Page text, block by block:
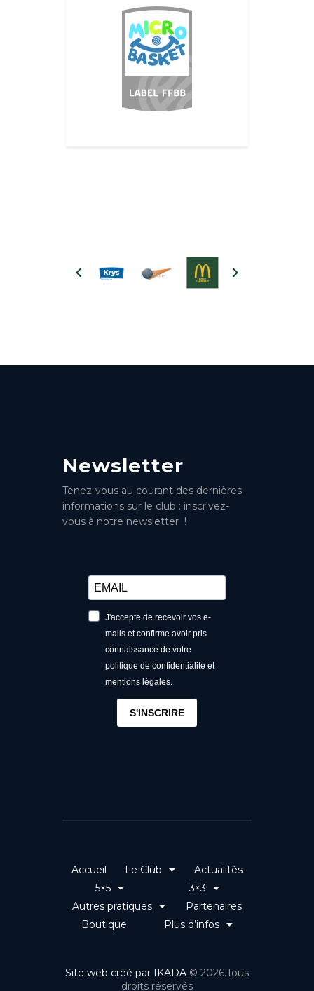
Newsletter
Tenez-vous au courant des dernières
informations sur le club : inscrivez-
vous à notre newsletter !
J'accepte de recevoir vos e-
mails et confirme avoir pris
connaissance de votre
politique de confidentialité et
mentions légales.
S'INSCRIRE
Accueil Le Club
Actualités
5×5
3×3
Autres pratiques
Partenaires
Boutique
Plus d’infos
Site web créé par IKADA © 2026.Tous
droits réservés